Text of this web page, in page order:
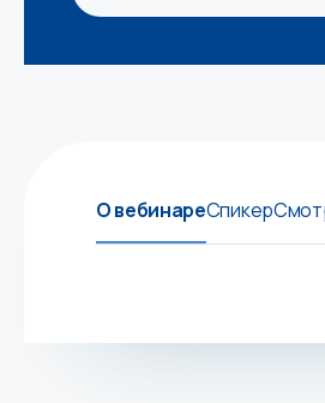
О вебинареСпикер